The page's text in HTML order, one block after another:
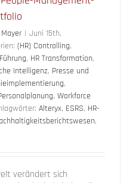
| Juni 15th,
(HR) Controlling,
Führung, HR Transformation,
Intelligenz, Presse und
,
, Workforce
Alteryx, ESRS, HR-
,
verändert sich